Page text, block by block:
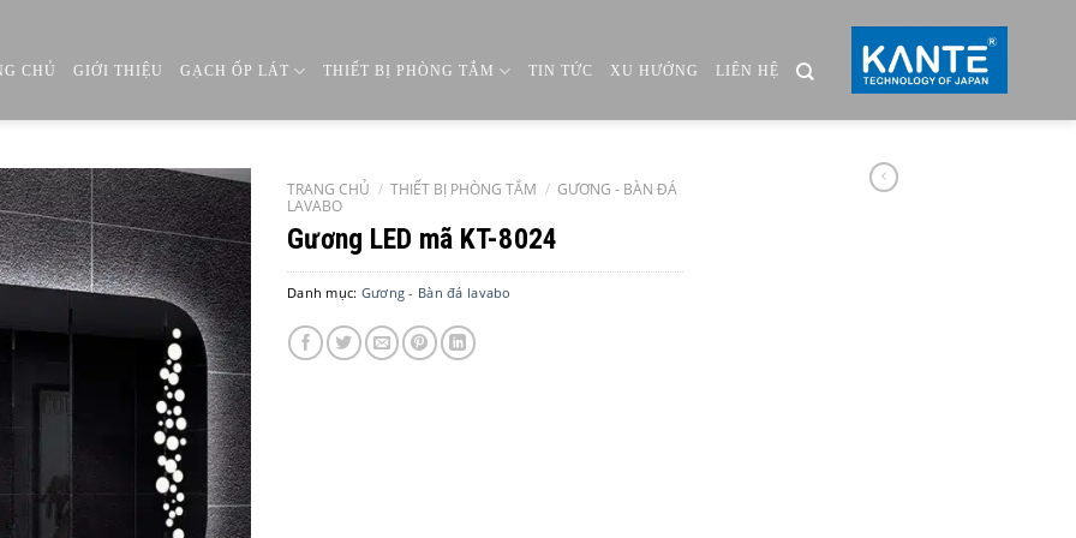
CHỦ GIỚI THIỆU GẠCH ỐP LÁT THIẾT BỊ PHÒNG TẮM TIN TỨC XU HƯỚNG LIÊN HỆ
TRANG CHỦ / THIẾT BỊ PHÒNG TẮM / GƯƠNG - BÀN ĐÁ
LAVABO
Gương LED mã KT-8024
Danh mục: Gương - Bàn đá lavabo